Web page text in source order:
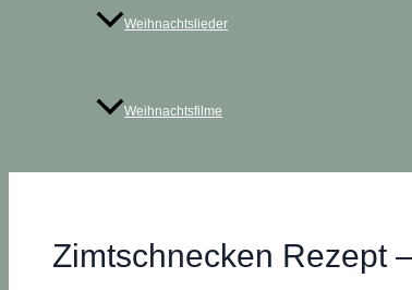
Weihnachtslieder
Weihnachtsfilme
Zimtschnecken Rezept